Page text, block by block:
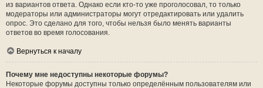
из вариантов ответа. Однако если кто-то уже проголосовал, то только
модераторы или администраторы могут отредактировать или удалить
опрос. Это сделано для того, чтобы нельзя было менять варианты
ответов во время голосования.
Вернуться к началу
Почему мне недоступны некоторые форумы?
Некоторые форумы доступны только определённым пользователям или